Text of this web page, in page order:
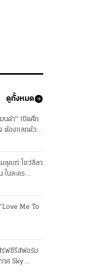
ดูทั้งหมด
นด้า" เปิดศึก
ต้องแลกด้วย
ลุคเท่ โชว์ลีลา
ในละคร
ร์ฟซีรีส์ฟอร์ม
าศ Sky